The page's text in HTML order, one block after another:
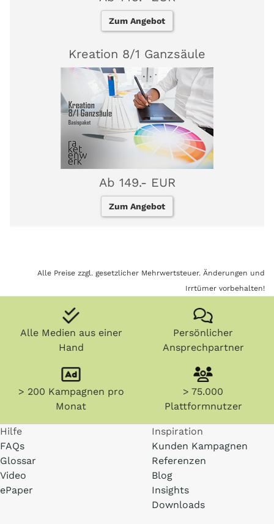
Zum Angebot
Kreation 8/1 Ganzsäule
Ab 149.- EUR
Zum Angebot
Alle Preise zzgl. gesetzlicher Mehrwertsteuer. Änderungen und
Irrtümer vorbehalten!
Alle Medien aus einer
Hand
Persönlicher
Ansprechpartner
> 200 Kampagnen pro
Monat
> 75.000
Plattformnutzer
Hilfe
FAQs
Glossar
Video
ePaper
Inspiration
Kunden Kampagnen
Referenzen
Blog
Insights
Downloads